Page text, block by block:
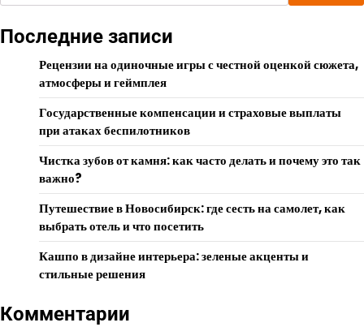
Последние записи
Рецензии на одиночные игры с честной оценкой сюжета,
атмосферы и геймплея
Государственные компенсации и страховые выплаты
при атаках беспилотников
Чистка зубов от камня: как часто делать и почему это так
важно?
Путешествие в Новосибирск: где сесть на самолет, как
выбрать отель и что посетить
Кашпо в дизайне интерьера: зеленые акценты и
стильные решения
Комментарии